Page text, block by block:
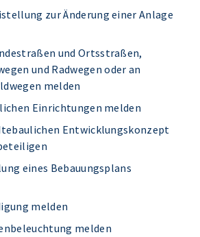
zur Änderung einer Anlage
und Ortsstraßen,
und Radwegen oder an
melden
Einrichtungen melden
Entwicklungskonzept
eines Bebauungsplans
melden
melden